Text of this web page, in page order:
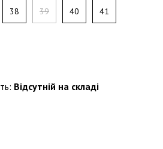
38 39 40 41
Відсутній на складі